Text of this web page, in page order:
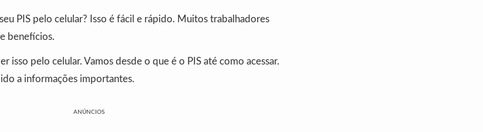
PIS pelo celular? Isso é fácil e rápido. Muitos trabalhadores
benefícios.
isso pelo celular. Vamos desde o que é o PIS até como acessar.
a informações importantes.
ANÚNCIOS